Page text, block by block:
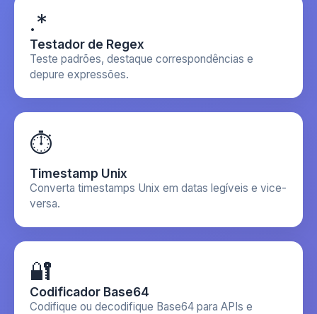
.*
Testador de Regex
Teste padrões, destaque correspondências e
depure expressões.
⏱️
Timestamp Unix
Converta timestamps Unix em datas legíveis e vice-
versa.
🔐
Codificador Base64
Codifique ou decodifique Base64 para APIs e